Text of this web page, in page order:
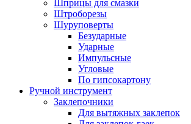
Шприцы для смазки
Штроборезы
Шуруповерты
Безударные
Ударные
Импульсные
Угловые
По гипсокартону
Ручной инструмент
Заклепочники
Для вытяжных заклепок